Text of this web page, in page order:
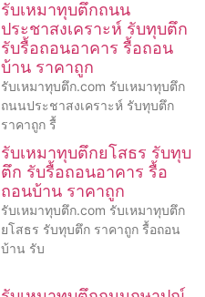
รับเหมาทุบตึกถนน
ประชาสงเคราะห์ รับทุบตึก
รับรื้อถอนอาคาร รื้อถอน
บ้าน ราคาถูก
รับเหมาทุบตึก.com รับเหมาทุบตึก
ถนนประชาสงเคราะห์ รับทุบตึก
ราคาถูก รื้
รับเหมาทุบตึกยโสธร รับทุบ
ตึก รับรื้อถอนอาคาร รื้อ
ถอนบ้าน ราคาถูก
รับเหมาทุบตึก.com รับเหมาทุบตึก
ยโสธร รับทุบตึก ราคาถูก รื้อถอน
บ้าน รับ